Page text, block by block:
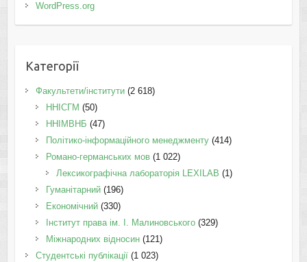
WordPress.org
Категорії
Факультети/інститути(2 618)
ННІСГМ (50)
ННІМВНБ (47)
Політико-інформаційного менеджменту(414)
Романо-германських мов(1 022)
Лексикографічна лабораторія LEXILAB (1)
Гуманітарний(196)
Економічний(330)
Інститут права ім. І. Малиновського(329)
Міжнародних відносин(121)
Студентські публікації(1 023)